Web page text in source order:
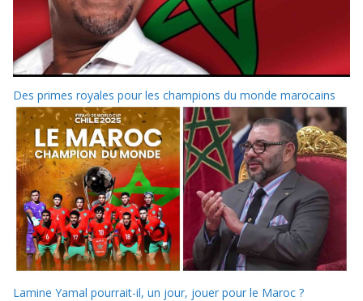
Des primes royales pour les champions du monde marocains
Lamine Yamal pourrait-il, un jour, jouer pour le Maroc ?